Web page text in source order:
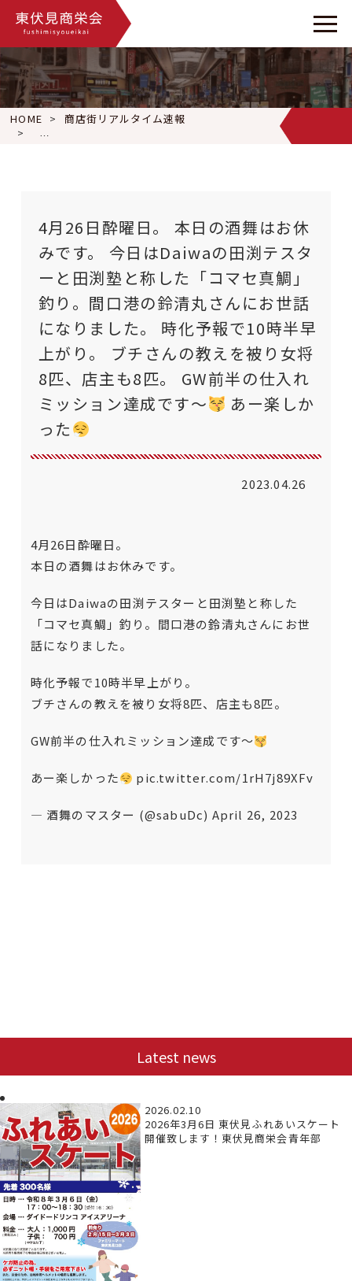
HOME
商店街リアルタイム速報
4月26日酔曜日。 本日の酒舞はお休みです。 今日はDaiwaの
4月26日酔曜日。 本日の酒舞はお休
みです。 今日はDaiwaの田渕テスタ
ーと田渕塾と称した「コマセ真鯛」
釣り。間口港の鈴清丸さんにお世話
になりました。 時化予報で10時半早
上がり。 ブチさんの教えを被り女将
8匹、店主も8匹。 GW前半の仕入れ
ミッション達成です〜
あー楽しか
った
2023.04.26
4月26日酔曜日。
本日の酒舞はお休みです。
今日はDaiwaの田渕テスターと田渕塾と称した
「コマセ真鯛」釣り。間口港の鈴清丸さんにお世
話になりました。
時化予報で10時半早上がり。
ブチさんの教えを被り女将8匹、店主も8匹。
GW前半の仕入れミッション達成です〜
あー楽しかった pic.twitter.com/1rH7j89XFv
— 酒舞のマスター (@sabuDc) April 26, 2023
Latest news
2026.02.10
2026年3月6日 東伏見ふれあいスケート
開催致します！東伏見商栄会青年部